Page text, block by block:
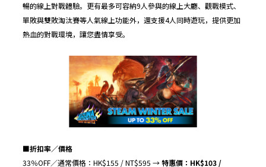
暢的線上對戰體驗。更有最多可容納9人參與的線上大廳、觀戰模式、
單敗與雙敗淘汰賽等人氣線上功能外，還支援4人同時遊玩，提供更加
熱血的對戰環境，讓您盡情享受。
■折扣率／價格
33％OFF／通常價格：HK$155 / NT$595 →特惠價： HK$103 /